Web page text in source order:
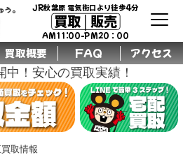
う。 JR秋葉原 電気街口より徒歩4分
買取│販売
AM11:00-PM20：00
買取概要 FAQ アクセス
中！安心の買取実績！
取情報